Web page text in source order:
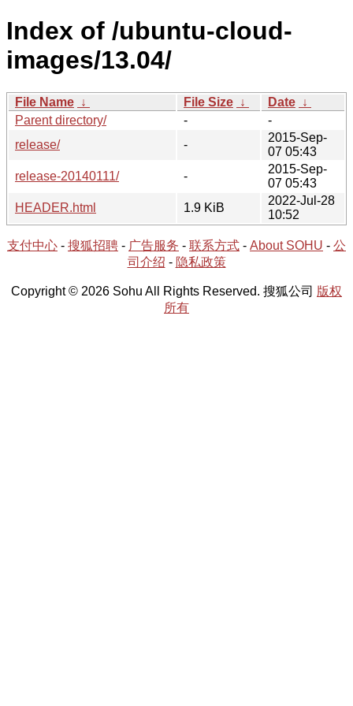
Index of /ubuntu-cloud-
images/13.04/
File Name ↓ File Size ↓ Date ↓
Parent directory/
-
-
release/
-
2015-Sep-
07 05:43
release-20140111/
-
2015-Sep-
07 05:43
HEADER.html
1.9 KiB
2022-Jul-28
10:52
支付中心 - 搜狐招聘 - 广告服务 - 联系方式 - About SOHU - 公
司介绍 - 隐私政策
Copyright © 2026 Sohu All Rights Reserved. 搜狐公司 版权
所有